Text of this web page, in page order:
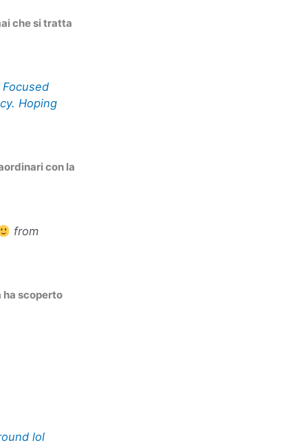
che si tratta
Hoping
con la
from
ha scoperto
lol